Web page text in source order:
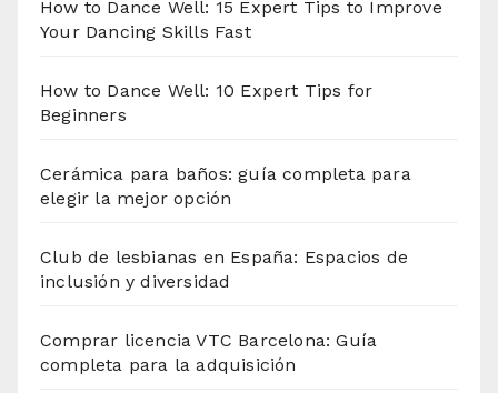
How to Dance Well: 15 Expert Tips to Improve
Your Dancing Skills Fast
How to Dance Well: 10 Expert Tips for
Beginners
Cerámica para baños: guía completa para
elegir la mejor opción
Club de lesbianas en España: Espacios de
inclusión y diversidad
Comprar licencia VTC Barcelona: Guía
completa para la adquisición